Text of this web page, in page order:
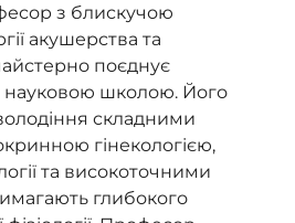
з блискучою
акушерства та
поєднує
науковою школою. Його
складними
гінекологією,
та високоточними
глибокого